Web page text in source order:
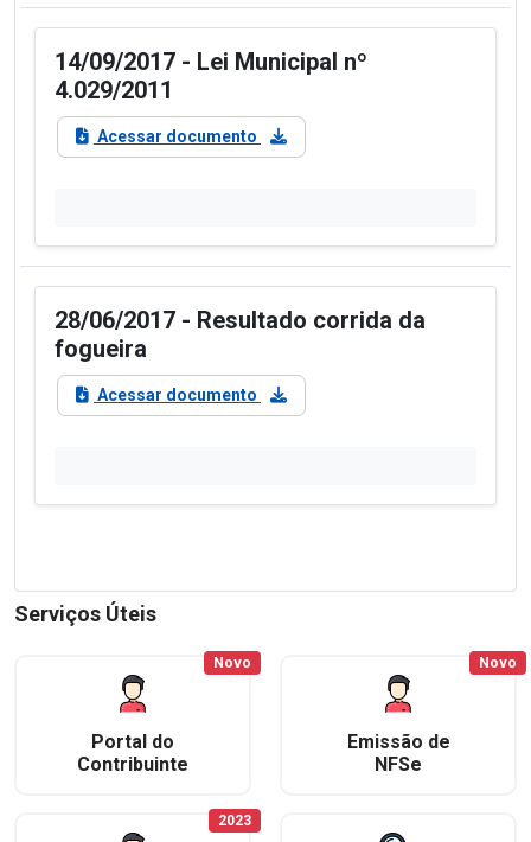
14/09/2017 - Lei Municipal nº
4.029/2011
Acessar documento
28/06/2017 - Resultado corrida da
fogueira
Acessar documento
Serviços Úteis
Portal do
Contribuinte
Novo
Emissão de
NFSe
Novo
2023